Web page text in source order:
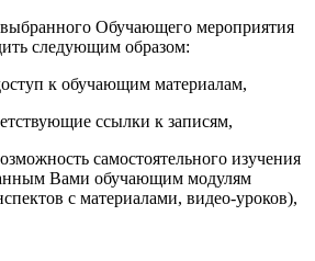
Обучающего мероприятия
следующим образом:
к обучающим материалам,
ссылки к записям,
самостоятельного изучения
Вами обучающим модулям
с материалами, видео-уроков),